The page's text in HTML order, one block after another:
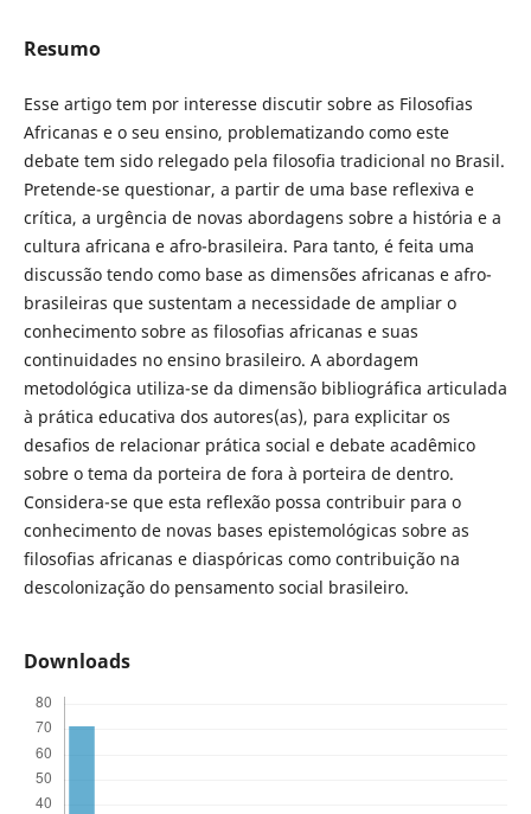
Resumo
Esse artigo tem por interesse discutir sobre as Filosofias
Africanas e o seu ensino, problematizando como este
debate tem sido relegado pela filosofia tradicional no Brasil.
Pretende-se questionar, a partir de uma base reflexiva e
crítica, a urgência de novas abordagens sobre a história e a
cultura africana e afro-brasileira. Para tanto, é feita uma
discussão tendo como base as dimensões africanas e afro-
brasileiras que sustentam a necessidade de ampliar o
conhecimento sobre as filosofias africanas e suas
continuidades no ensino brasileiro. A abordagem
metodológica utiliza-se da dimensão bibliográfica articulada
à prática educativa dos autores(as), para explicitar os
desafios de relacionar prática social e debate acadêmico
sobre o tema da porteira de fora à porteira de dentro.
Considera-se que esta reflexão possa contribuir para o
conhecimento de novas bases epistemológicas sobre as
filosofias africanas e diaspóricas como contribuição na
descolonização do pensamento social brasileiro.
Downloads